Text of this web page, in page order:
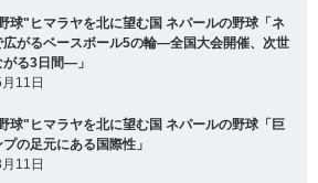
球"ヒマラヤを北に望む国 ネパールの野球「ネ
広がるベースボール5の輪―全国大会開催、次世
る3日間―」
11日
球"ヒマラヤを北に望む国 ネパールの野球「巨
プの足元にある国際性」
11日